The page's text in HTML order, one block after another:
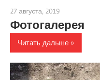
27 августа, 2019
Фотогалерея
Читать дальше